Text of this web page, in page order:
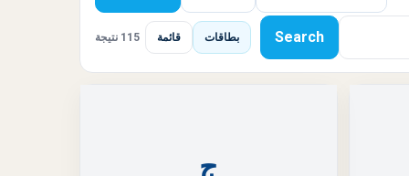
Search بطاقات قائمة 115 نتيجة
ج